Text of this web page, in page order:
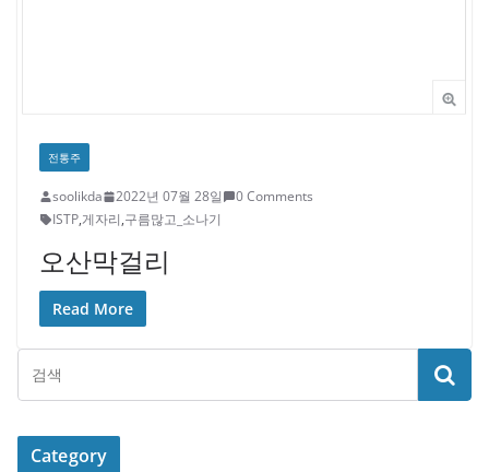
전통주
soolikda 2022년 07월 28일
0 Comments
ISTP,게자리,구름많고_소나기
오산막걸리
Read More
Category